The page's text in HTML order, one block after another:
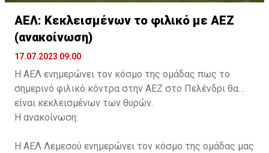
ΑΕΛ: Κεκλεισμένων το φιλικό με ΑΕΖ
(ανακοίνωση)
17.07.2023 09:00
Η ΑΕΛ ενημερώνει τον κόσμο της ομάδας πως το
σημερινό φιλικό κόντρα στην ΑΕΖ στο Πελένδρι θα
είναι κεκλεισμένων των θυρών.
Η ανακοίνωση:
Η ΑΕΛ Λεμεσού ενημερώνει τον κόσμο της ομάδας μας